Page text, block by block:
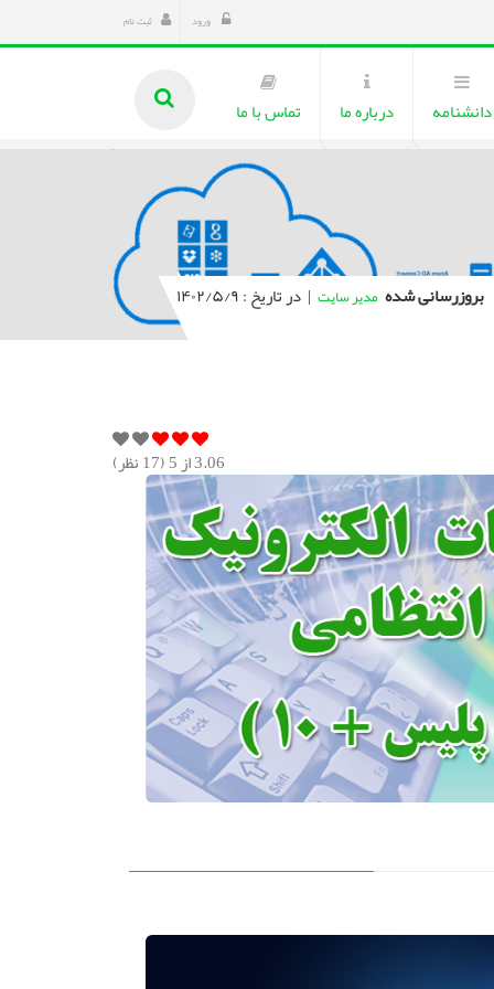
ورود ثبت نام
دانشنامه درباره ما تماس با ما
بروزرسانی شده مدیر سایت | در تاریخ : ۱۴۰۲/۵/۹
3.06از 5 ( 17نظر)